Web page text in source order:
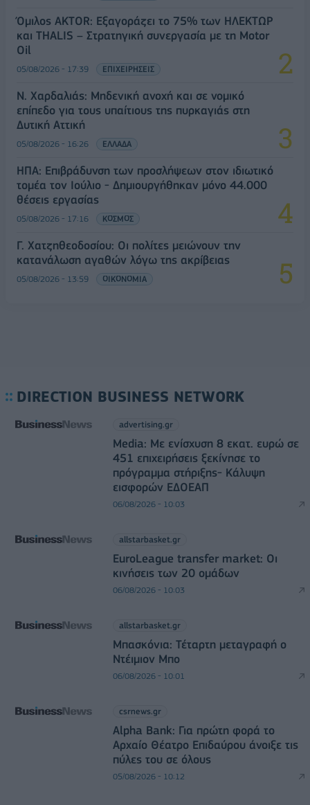
Όμιλος AKTOR: Εξαγοράζει το 75% των ΗΛΕΚΤΩΡ
και THALIS – Στρατηγική συνεργασία με τη Motor
Oil
05/08/2026 - 17:39 ΕΠΙΧΕΙΡΗΣΕΙΣ
Ν. Χαρδαλιάς: Μηδενική ανοχή και σε νομικό
επίπεδο για τους υπαίτιους της πυρκαγιάς στη
Δυτική Αττική
05/08/2026 - 16:26 ΕΛΛΑΔΑ
ΗΠΑ: Επιβράδυνση των προσλήψεων στον ιδιωτικό
τομέα τον Ιούλιο - Δημιουργήθηκαν μόνο 44.000
θέσεις εργασίας
05/08/2026 - 17:16 ΚΟΣΜΟΣ
Γ. Χατζηθεοδοσίου: Οι πολίτες μειώνουν την
κατανάλωση αγαθών λόγω της ακρίβειας
05/08/2026 - 13:59 ΟΙΚΟΝΟΜΙΑ
DIRECTION BUSINESS NETWORK
advertising.gr
Media: Με ενίσχυση 8 εκατ. ευρώ σε
451 επιχειρήσεις ξεκίνησε το
πρόγραμμα στήριξης- Κάλυψη
εισφορών ΕΔΟΕΑΠ
06/08/2026 - 10:03
allstarbasket.gr
EuroLeague transfer market: Οι
κινήσεις των 20 ομάδων
06/08/2026 - 10:03
allstarbasket.gr
Μπασκόνια: Τέταρτη μεταγραφή ο
Ντέιμιον Μπο
06/08/2026 - 10:01
csrnews.gr
Alpha Bank: Για πρώτη φορά το
Αρχαίο Θέατρο Επιδαύρου άνοιξε τις
πύλες του σε όλους
05/08/2026 - 10:12